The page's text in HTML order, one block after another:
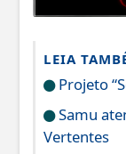
LEIA
Projeto
Samu
Vertentes